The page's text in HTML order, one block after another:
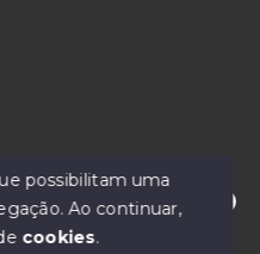
online para te atender!
e Administração
possibilitam uma
Ao continuar,
cookies.